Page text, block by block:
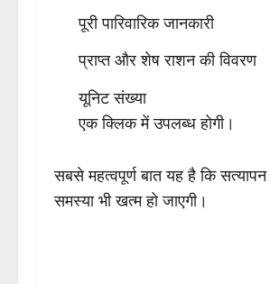
पूरी पारिवारिक जानकारी
प्राप्त और शेष राशन की विवरण
यूनिट संख्या
एक क्लिक में उपलब्ध होगी।
सबसे महत्वपूर्ण बात यह है कि सत्यापन
समस्या भी खत्म हो जाएगी।